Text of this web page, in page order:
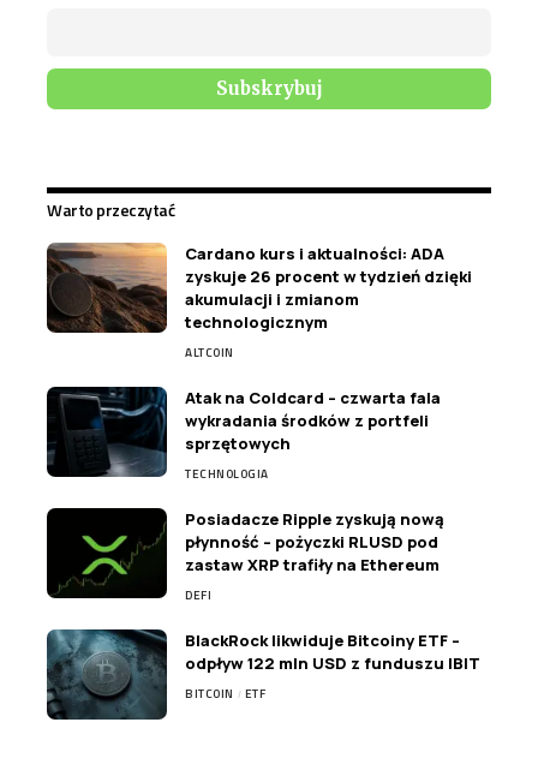
Warto przeczytać
Cardano kurs i aktualności: ADA
zyskuje 26 procent w tydzień dzięki
akumulacji i zmianom
technologicznym
ALTCOIN
Atak na Coldcard – czwarta fala
wykradania środków z portfeli
sprzętowych
TECHNOLOGIA
Posiadacze Ripple zyskują nową
płynność – pożyczki RLUSD pod
zastaw XRP trafiły na Ethereum
DEFI
BlackRock likwiduje Bitcoiny ETF –
odpływ 122 mln USD z funduszu IBIT
BITCOIN ETF